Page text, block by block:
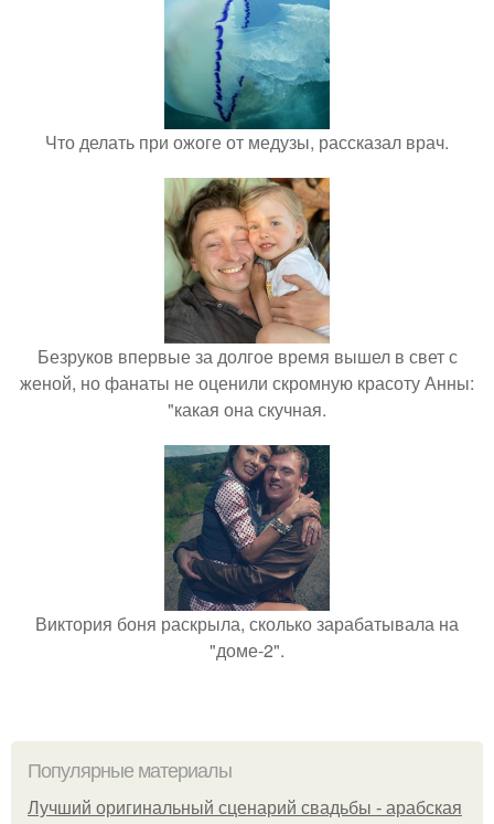
Что делать при ожоге от медузы, рассказал врач.
Безруков впервые за долгое время вышел в свет с
женой, но фанаты не оценили скромную красоту Анны:
"какая она скучная.
Виктория боня раскрыла, сколько зарабатывала на
"доме-2".
Популярные материалы
Лучший оригинальный сценарий свадьбы - арабская